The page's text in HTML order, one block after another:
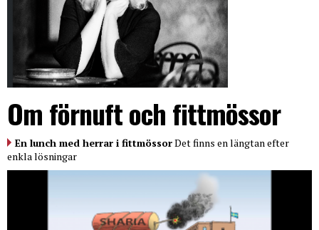
Om förnuft och fittmössor
En lunch med herrar i fittmössorDet finns en längtan efter
enkla lösningar